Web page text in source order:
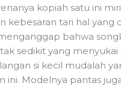
kopiah satu ini
kebesaran tari hal yang
bahwa
sedikit yang menyukai
si kecil mudalah
ini. Modelnya pantas